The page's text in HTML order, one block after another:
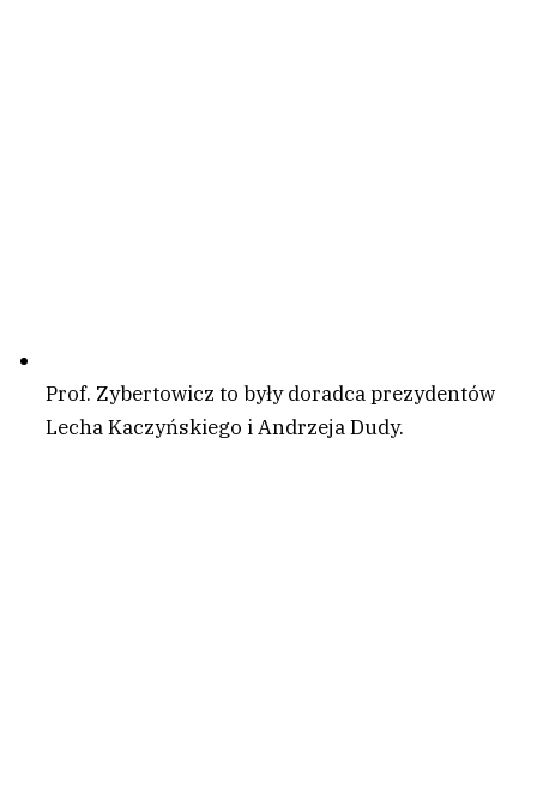
Prof. Zybertowicz to były doradca prezydentów
Lecha Kaczyńskiego i Andrzeja Dudy.